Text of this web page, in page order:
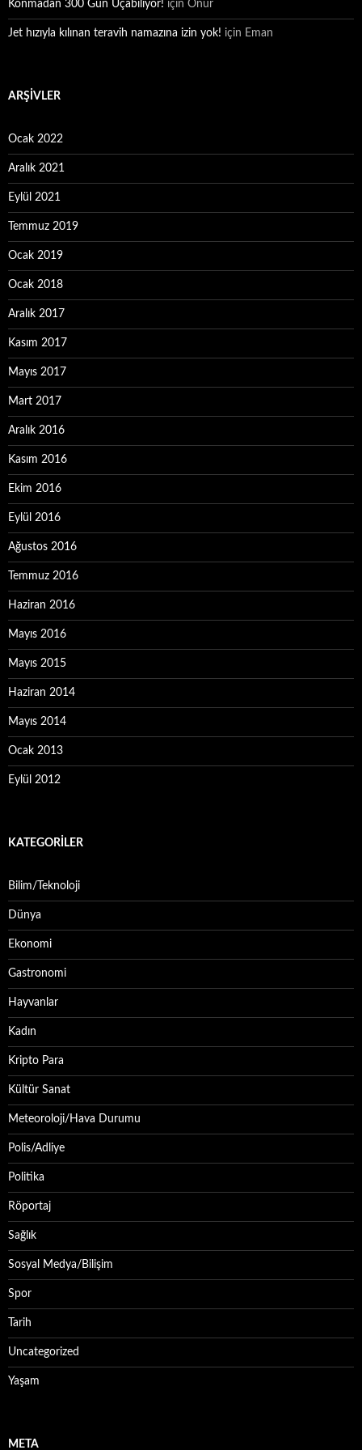
Konmadan 300 Gün Uçabiliyor! için Onur
Jet hızıyla kılınan teravih namazına izin yok! için Eman
ARŞIVLER
Ocak 2022
Aralık 2021
Eylül 2021
Temmuz 2019
Ocak 2019
Ocak 2018
Aralık 2017
Kasım 2017
Mayıs 2017
Mart 2017
Aralık 2016
Kasım 2016
Ekim 2016
Eylül 2016
Ağustos 2016
Temmuz 2016
Haziran 2016
Mayıs 2016
Mayıs 2015
Haziran 2014
Mayıs 2014
Ocak 2013
Eylül 2012
KATEGORILER
Bilim/Teknoloji
Dünya
Ekonomi
Gastronomi
Hayvanlar
Kadın
Kripto Para
Kültür Sanat
Meteoroloji/Hava Durumu
Polis/Adliye
Politika
Röportaj
Sağlık
Sosyal Medya/Bilişim
Spor
Tarih
Uncategorized
Yaşam
META